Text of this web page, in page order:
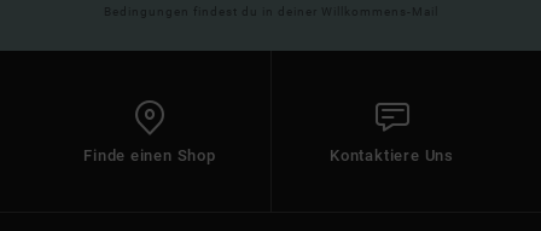
Bedingungen findest du in deiner Willkommens-Mail
Finde einen Shop Kontaktiere Uns